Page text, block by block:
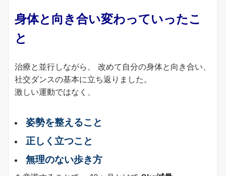
身体と向き合い変わっていったこ
と
治療と並行しながら、 改めて自分の身体と向き合い、
社交ダンスの基本に立ち返りました。
激しい運動ではなく、
姿勢を整えること
正しく立つこと
無理のない歩き方